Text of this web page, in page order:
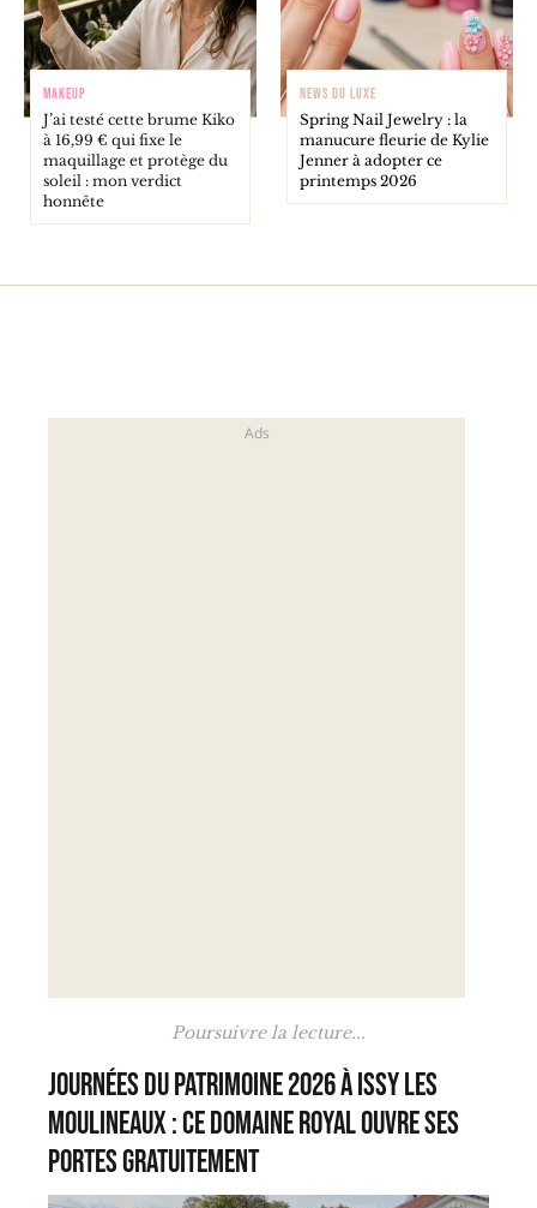
MAKEUP
J’ai testé cette brume Kiko
à 16,99 € qui fixe le
maquillage et protège du
soleil : mon verdict
honnête
NEWS DU LUXE
Spring Nail Jewelry : la
manucure fleurie de Kylie
Jenner à adopter ce
printemps 2026
Poursuivre la lecture...
Journées du Patrimoine 2026 à Issy les
Moulineaux : ce domaine royal ouvre ses
portes gratuitement